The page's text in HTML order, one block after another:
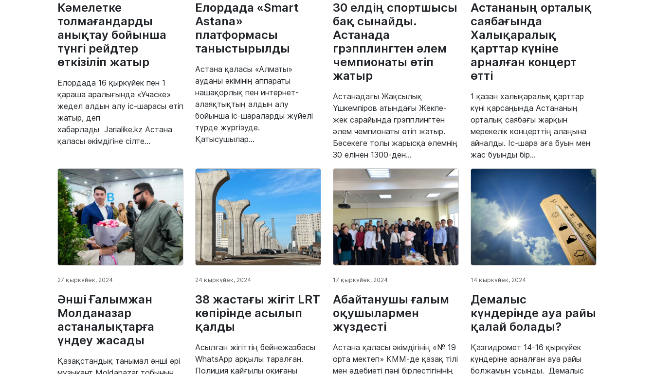
Кәмелетке
толмағандарды
анықтау бойынша
түнгі рейдтер
өткізіліп жатыр
Елордада 16 қыркүйек пен 1
қараша аралығында «Учаске»
жедел алдын алу іс-шарасы өтіп
жатыр, деп
хабарлады Jarialike.kz Астана
қаласы әкімдігіне сілте...
Елордада «Smart
Astana»
платформасы
таныстырылды
Астана қаласы «Алматы»
ауданы әкімінің аппараты
нашақорлық пен интернет-
алаяқтықтың алдын алу
бойынша іс-шараларды жүйелі
түрде жүргізуде.
Қатысушылар...
30 елдің спортшысы
бақ сынайды.
Астанада
грэпплингтен әлем
чемпионаты өтіп
жатыр
Астанадағы Жақсылық
Үшкемпіров атындағы Жекпе-
жек сарайында грэпплингтен
әлем чемпионаты өтіп жатыр.
Бәсекеге толы жарысқа әлемнің
30 елінен 1300-ден...
Астананың орталық
саябағында
Халықаралық
қарттар күніне
арналған концерт
өтті
1 қазан халықаралық қарттар
күні қарсаңында Астананың
орталық саябағы жарқын
мерекелік концерттің алаңына
айналды. Іс-шара аға буын мен
жас буынды бір...
27 қыркүйек, 2024
Әнші Ғалымжан
Молданазар
астаналықтарға
үндеу жасады
Қазақстандық танымал әнші әрі
24 қыркүйек, 2024
38 жастағы жігіт LRT
көпірінде асылып
қалды
Асылған жігіттің бейнежазбасы
WhatsApp арқылы таралған.
Полиция қайғылы оқиғаны
17 қыркүйек, 2024
Абайтанушы ғалым
оқушылармен
жүздесті
Астана қаласы әкімдігінің «№ 19
орта мектеп» КММ-де қазақ тілі
мен әдебиеті пәні бірлестігінінің
14 қыркүйек, 2024
Демалыс
күндерінде ауа райы
қалай болады?
Қазгидромет 14-16 қыркүйек
күндеріне арналған ауа райы
болжамын ұсынды. Демалыс